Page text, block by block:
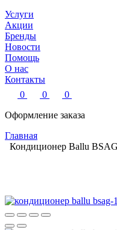
Услуги
Акции
Бренды
Новости
Помощь
О нас
Контакты
0
0
0
Оформление заказа
Главная
Кондиционер Ballu